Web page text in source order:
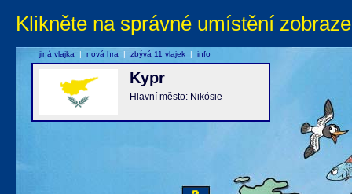
Klikněte na správné umístění
Kypr
Hlavní město: Nikósie
jiná vlajka | nová hra | zbývá 11 vlajek | info